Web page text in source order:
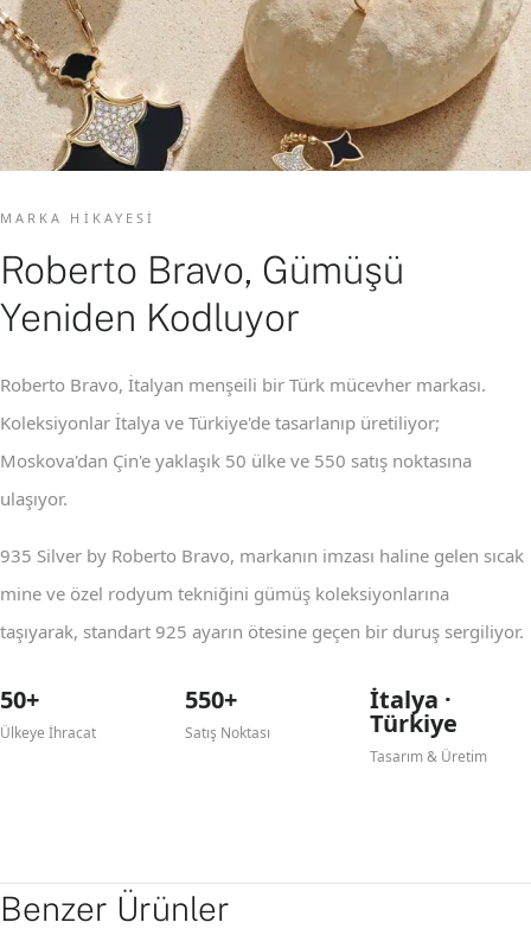
MARKA HIKAYESI
Roberto Bravo, Gümüşü
Yeniden Kodluyor
Roberto Bravo, İtalyan menşeili bir Türk mücevher markası.
Koleksiyonlar İtalya ve Türkiye'de tasarlanıp üretiliyor;
Moskova'dan Çin'e yaklaşık 50 ülke ve 550 satış noktasına
ulaşıyor.
935 Silver by Roberto Bravo, markanın imzası haline gelen sıcak
mine ve özel rodyum tekniğini gümüş koleksiyonlarına
taşıyarak, standart 925 ayarın ötesine geçen bir duruş sergiliyor.
50+
Ülkeye İhracat
550+
Satış Noktası
İtalya ·
Türkiye
Tasarım & Üretim
Benzer Ürünler